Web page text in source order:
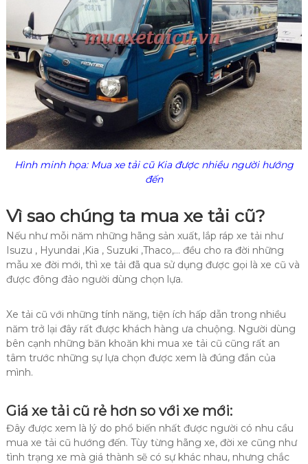
Hình minh họa: Mua xe tải cũ Kia được nhiều người hướng
đến
Vì sao chúng ta mua xe tải cũ?
Nếu như mỗi năm những hãng sản xuất, lắp ráp xe tải như
Isuzu , Hyundai ,Kia , Suzuki ,Thaco,… đều cho ra đời những
mẫu xe đời mới, thì xe tải đã qua sử dụng được gọi là xe cũ và
được đông đảo người dùng chọn lựa.
Xe tải cũ với những tính năng, tiện ích hấp dẫn trong nhiều
năm trở lại đây rất được khách hàng ưa chuộng. Người dùng
bên cạnh những băn khoăn khi mua xe tải cũ cũng rất an
tâm trước những sự lựa chọn được xem là đúng đắn của
mình.
Giá xe tải cũ rẻ hơn so với xe mới:
Đây được xem là lý do phổ biến nhất được người có nhu cầu
mua xe tải cũ hướng đến. Tùy từng hãng xe, đời xe cũng như
tình trạng xe mà giá thành sẽ có sự khác nhau, nhưng chắc